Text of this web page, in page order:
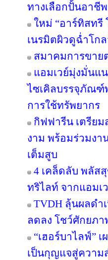
ทางเลือกปั้นอาชี
ใหม่ “อาร์ทิสท
เนรมิตผิวดูฉ่ำโก
สมาคมการขาย
แอมเวย์มุ่งมั่นแ
ไซเคิลบรรจุภัณฑ์
การใช้ทรัพยากร
กิฟฟารีน เตรียม
งาม พร้อมร่วมงา
เต็มสูบ
4 เคล็ดลับ พลัส
ทริไลท์ จากแอมเ
TVDH ลุ้นผลดำ
ลดลง โชว์ศักยภา
“เฮอร์บาไลฟ์”
เป็นกุญแจสู่ความ